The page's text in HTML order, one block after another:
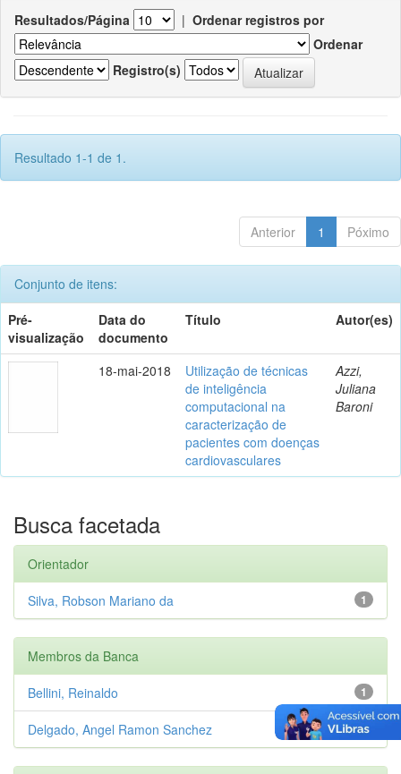
Resultados/Página | Ordenar registros por
Ordenar
Registro(s)
Resultado 1-1 de 1.
Anterior 1 Póximo
Conjunto de itens:
Pré-
visualização
Data do
documento
Título Autor(es)
18-mai-2018
Utilização de técnicas
de inteligência
computacional na
caracterização de
pacientes com doenças
cardiovasculares
Azzi,
Juliana
Baroni
Busca facetada
Orientador
1
Silva, Robson Mariano da
Membros da Banca
1
Bellini, Reinaldo
1
Delgado, Angel Ramon Sanchez